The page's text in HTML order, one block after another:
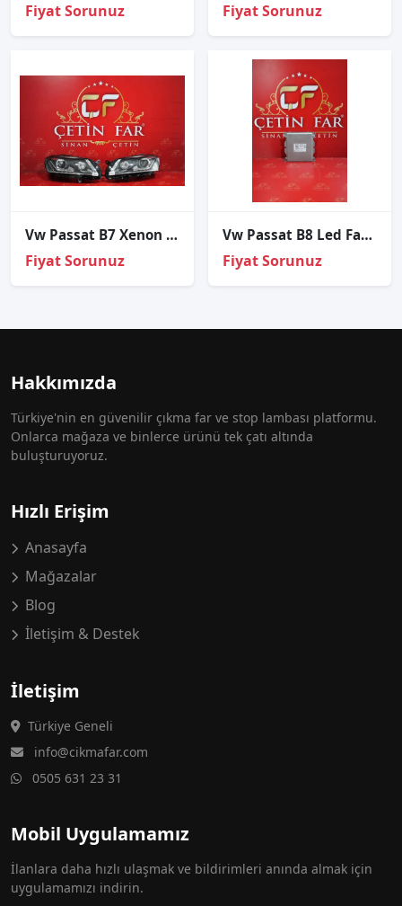
Fiyat Sorunuz Fiyat Sorunuz
Vw Passat B7 Xenon Sağ Sol Far Orijinal çıkma
Fiyat Sorunuz
Vw Passat B8 Led Far Beyni̇ 2015-2018 7pp941572ab
Fiyat Sorunuz
Hakkımızda
Türkiye'nin en güvenilir çıkma far ve stop lambası platformu.
Onlarca mağaza ve binlerce ürünü tek çatı altında
buluşturuyoruz.
Hızlı Erişim
Anasayfa
Mağazalar
Blog
İletişim & Destek
İletişim
Türkiye Geneli
info@cikmafar.com
0505 631 23 31
Mobil Uygulamamız
İlanlara daha hızlı ulaşmak ve bildirimleri anında almak için
uygulamamızı indirin.